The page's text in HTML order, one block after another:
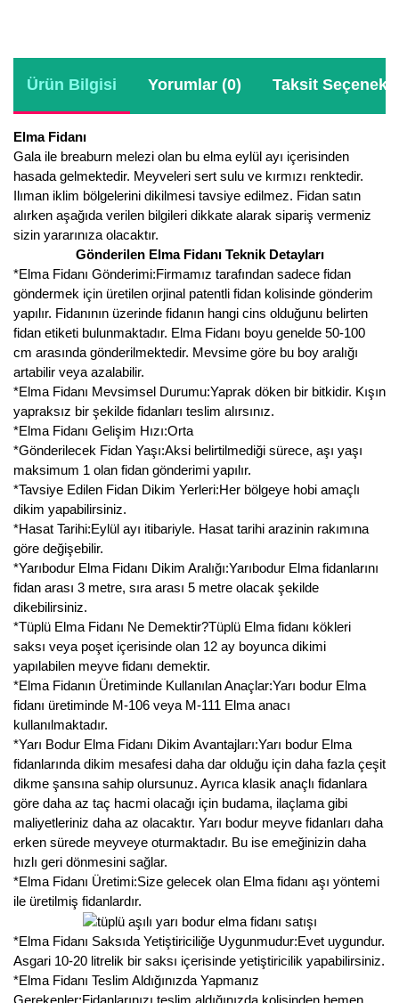
Ürün Bilgisi Yorumlar (0) Taksit
Elma Fidanı
Gala ile breaburn melezi olan bu elma eylül ayı içerisinden
hasada gelmektedir. Meyveleri sert sulu ve kırmızı renktedir.
Ilıman iklim bölgelerini dikilmesi tavsiye edilmez. Fidan satın
alırken aşağıda verilen bilgileri dikkate alarak sipariş vermeniz
sizin yararınıza olacaktır.
Gönderilen Elma Fidanı Teknik Detayları
*Elma Fidanı Gönderimi:Firmamız tarafından sadece fidan
göndermek için üretilen orjinal patentli fidan kolisinde gönderim
yapılır. Fidanının üzerinde fidanın hangi cins olduğunu belirten
fidan etiketi bulunmaktadır. Elma Fidanı boyu genelde 50-100
cm arasında gönderilmektedir. Mevsime göre bu boy aralığı
artabilir veya azalabilir.
*Elma Fidanı Mevsimsel Durumu:Yaprak döken bir bitkidir. Kışın
yapraksız bir şekilde fidanları teslim alırsınız.
*Elma Fidanı Gelişim Hızı:Orta
*Gönderilecek Fidan Yaşı:Aksi belirtilmediği sürece, aşı yaşı
maksimum 1 olan fidan gönderimi yapılır.
*Tavsiye Edilen Fidan Dikim Yerleri:Her bölgeye hobi amaçlı
dikim yapabilirsiniz.
*Hasat Tarihi:Eylül ayı itibariyle. Hasat tarihi arazinin rakımına
göre değişebilir.
*Yarıbodur Elma Fidanı Dikim Aralığı:Yarıbodur Elma fidanlarını
fidan arası 3 metre, sıra arası 5 metre olacak şekilde
dikebilirsiniz.
*Tüplü Elma Fidanı Ne Demektir?Tüplü Elma fidanı kökleri
saksı veya poşet içerisinde olan 12 ay boyunca dikimi
yapılabilen meyve fidanı demektir.
*Elma Fidanın Üretiminde Kullanılan Anaçlar:Yarı bodur Elma
fidanı üretiminde M-106 veya M-111 Elma anacı
kullanılmaktadır.
*Yarı Bodur Elma Fidanı Dikim Avantajları:Yarı bodur Elma
fidanlarında dikim mesafesi daha dar olduğu için daha fazla çeşit
dikme şansına sahip olursunuz. Ayrıca klasik anaçlı fidanlara
göre daha az taç hacmi olacağı için budama, ilaçlama gibi
maliyetleriniz daha az olacaktır. Yarı bodur meyve fidanları daha
erken sürede meyveye oturmaktadır. Bu ise emeğinizin daha
hızlı geri dönmesini sağlar.
*Elma Fidanı Üretimi:Size gelecek olan Elma fidanı aşı yöntemi
ile üretilmiş fidanlardır.
*Elma Fidanı Saksıda Yetiştiriciliğe Uygunmudur:Evet uygundur.
Asgari 10-20 litrelik bir saksı içerisinde yetiştiricilik yapabilirsiniz.
*Elma Fidanı Teslim Aldığınızda Yapmanız
Gerekenler:Fidanlarınızı teslim aldığınızda kolisinden hemen